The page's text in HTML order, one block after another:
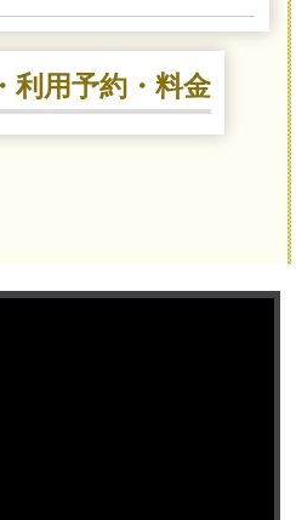
利用予約・料金